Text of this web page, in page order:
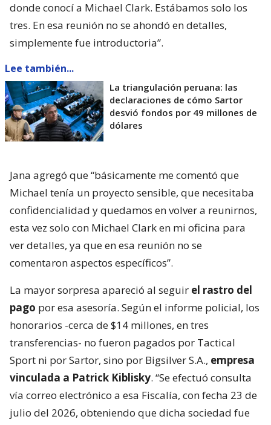
donde conocí a Michael Clark. Estábamos solo los
tres. En esa reunión no se ahondó en detalles,
simplemente fue introductoria”.
Lee también...
La triangulación peruana: las
declaraciones de cómo Sartor
desvió fondos por 49 millones de
dólares
Jana agregó que “básicamente me comentó que
Michael tenía un proyecto sensible, que necesitaba
confidencialidad y quedamos en volver a reunirnos,
esta vez solo con Michael Clark en mi oficina para
ver detalles, ya que en esa reunión no se
comentaron aspectos específicos”.
La mayor sorpresa apareció al seguir el rastro del
pago por esa asesoría. Según el informe policial, los
honorarios -cerca de $14 millones, en tres
transferencias- no fueron pagados por Tactical
Sport ni por Sartor, sino por Bigsilver S.A., empresa
vinculada a Patrick Kiblisky. “Se efectuó consulta
vía correo electrónico a esa Fiscalía, con fecha 23 de
julio del 2026, obteniendo que dicha sociedad fue